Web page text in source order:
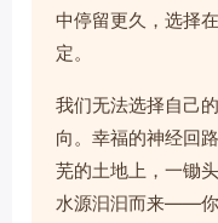
中停留更久，选择
定。
我们无法选择自己
向。幸福的神经回
芜的土地上，一锄
水源汩汩而来——你